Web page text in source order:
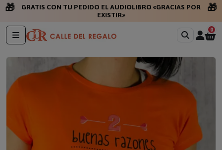
🎁
GRATIS CON TU PEDIDO EL AUDIOLIBRO «GRACIAS POR
EXISTIR»
🎁
0